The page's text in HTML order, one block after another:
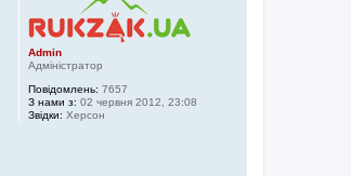
Admin
Адміністратор
Повідомлень: 7657
З нами з: 02 червня 2012, 23:08
Звідки: Херсон